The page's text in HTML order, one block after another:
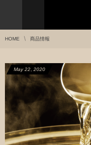
HOME 商品情報
May 22 2020